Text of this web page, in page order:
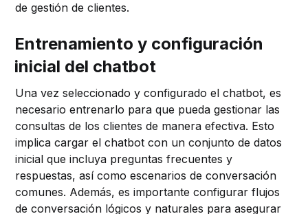
de gestión de clientes.
Entrenamiento y configuración
inicial del chatbot
Una vez seleccionado y configurado el chatbot, es
necesario entrenarlo para que pueda gestionar las
consultas de los clientes de manera efectiva. Esto
implica cargar el chatbot con un conjunto de datos
inicial que incluya preguntas frecuentes y
respuestas, así como escenarios de conversación
comunes. Además, es importante configurar flujos
de conversación lógicos y naturales para asegurar